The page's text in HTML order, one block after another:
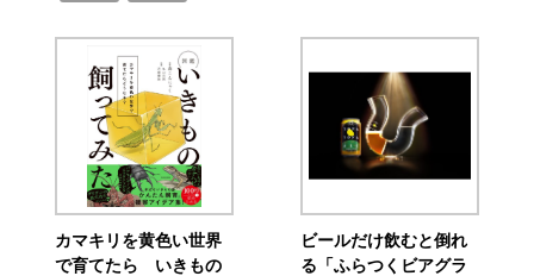
カマキリを黄色い世界
で育てたら いきもの
ビールだけ飲むと倒れ
る「ふらつくビアグラ